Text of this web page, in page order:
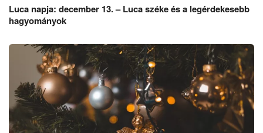
Luca napja: december 13. – Luca széke és a legérdekesebb
hagyományok